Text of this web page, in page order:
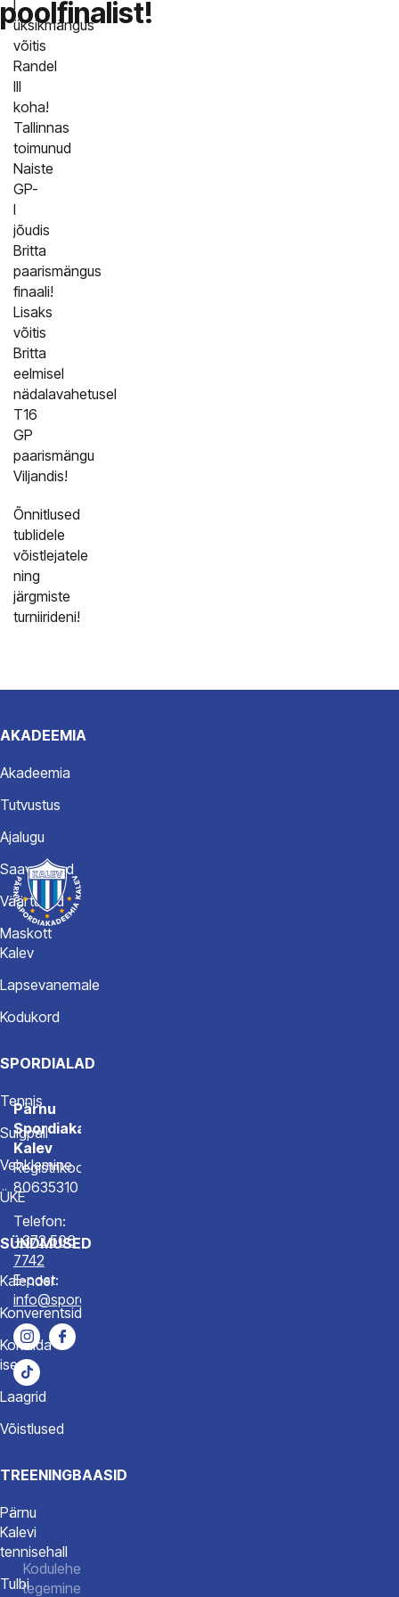
poolfinalist!
l
üksikmängus
võitis
Randel
III
koha!
Tallinnas
toimunud
Naiste
GP-
l
jõudis
Britta
paarismängus
finaali!
Lisaks
võitis
Britta
eelmisel
nädalavahetusel
T16
GP
paarismängu
Viljandis!
Õnnitlused
tublidele
võistlejatele
ning
järgmiste
turniirideni!
AKADEEMIA
Akadeemia
Tutvustus
Ajalugu
Saavutused
Väärtused
Maskott
Kalev
Lapsevanemale
Kodukord
SPORDIALAD
Tennis
Sulgpall
Vehklemine
ÜKE
SÜNDMUSED
Kalender
Konverentsid
Korralda
ise
Laagrid
Võistlused
TREENINGBAASID
Pärnu
Kalevi
tennisehall
Tulbi
Pärnu
Spordiakadeemia
Kalev
Registrikood
80635310
Telefon:
+372 506
7742
E-post:
info@spordiakadeemia.ee
Kodulehe
tegemine